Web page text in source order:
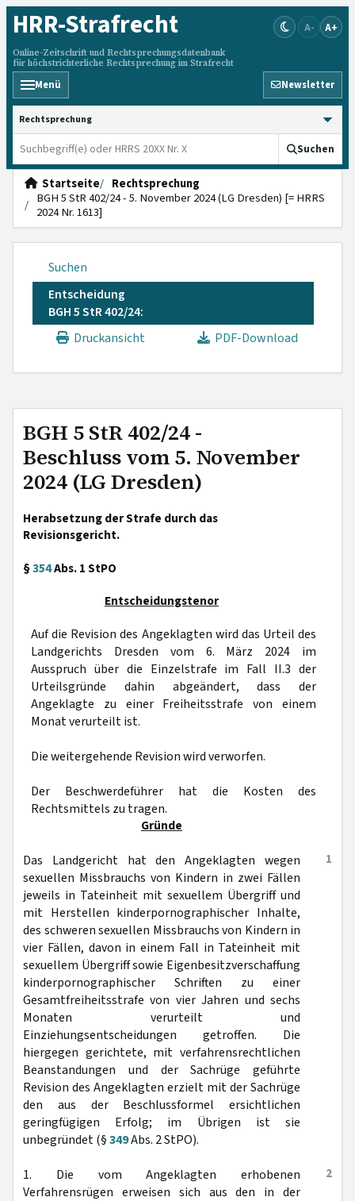
HRR-Strafrecht
Online-Zeitschrift und Rechtsprechungsdatenbank
für höchstrichterliche Rechtsprechung im Strafrecht
A- A+
Menü Newsletter
HRRS durchsuchen
Suchen
Startseite
Rechtsprechung
BGH 5 StR 402/24 - 5. November 2024 (LG Dresden) [= HRRS
2024 Nr. 1613]
Suchen
Entscheidung
BGH 5 StR 402/24:
Druckansicht
PDF-Download
BGH 5 StR 402/24 -
Beschluss vom 5. November
2024 (LG Dresden)
Herabsetzung der Strafe durch das
Revisionsgericht.
§354Abs. 1 StPO
Entscheidungstenor
Auf die Revision des Angeklagten wird das Urteil des
Landgerichts Dresden vom 6. März 2024 im
Ausspruch über die Einzelstrafe im Fall II.3 der
Urteilsgründe dahin abgeändert, dass der
Angeklagte zu einer Freiheitsstrafe von einem
Monat verurteilt ist.
Die weitergehende Revision wird verworfen.
Der Beschwerdeführer hat die Kosten des
Rechtsmittels zu tragen.
Gründe
1
Das Landgericht hat den Angeklagten wegen
sexuellen Missbrauchs von Kindern in zwei Fällen
jeweils in Tateinheit mit sexuellem Übergriff und
mit Herstellen kinderpornographischer Inhalte,
des schweren sexuellen Missbrauchs von Kindern in
vier Fällen, davon in einem Fall in Tateinheit mit
sexuellem Übergriff sowie Eigenbesitzverschaffung
kinderpornographischer Schriften zu einer
Gesamtfreiheitsstrafe von vier Jahren und sechs
Monaten verurteilt und
Einziehungsentscheidungen getroffen. Die
hiergegen gerichtete, mit verfahrensrechtlichen
Beanstandungen und der Sachrüge geführte
Revision des Angeklagten erzielt mit der Sachrüge
den aus der Beschlussformel ersichtlichen
geringfügigen Erfolg; im Übrigen ist sie
unbegründet (§349Abs. 2 StPO).
2
1. Die vom Angeklagten erhobenen
Verfahrensrügen erweisen sich aus den in der